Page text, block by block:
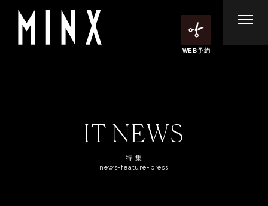
WEB予約
IT NEWS
特 集
news-feature-press